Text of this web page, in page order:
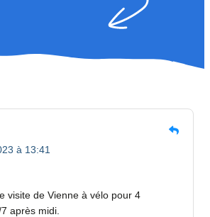
à 13:41
visite de Vienne à vélo pour 4
après midi.